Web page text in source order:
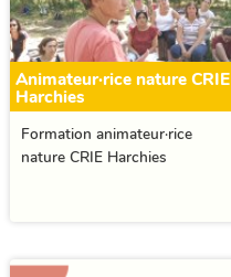
Animateur·rice nature CRIE
Harchies
Formation animateur·rice
nature CRIE Harchies